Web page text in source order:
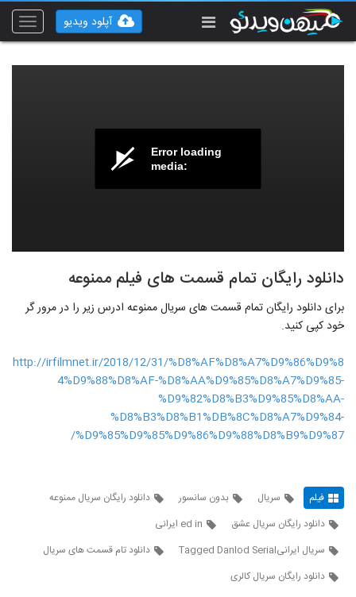
Toggle
آپلود ویدیو
Error loading
media:
دانلود رایگان تمام قسمت های فیلم ممنوعه
برای دانلود رایگان تمام قسمت های سریال ممنوعه ادرس زیر را در مرور گر
خود کپی کنید.
http://irfilmnet.ir/2018/12/31/%D8%AF%D8%A7%D9%86%D9%8
4%D9%88%D8%AF-%D8%AA%D9%85%D8%A7%D9%85-
%D9%82%D8%B3%D9%85%D8%AA-
%D8%B3%D8%B1%DB%8C%D8%A7%D9%84-
%D9%85%D9%85%D9%86%D9%88%D8%B9%D9%87/
فیلم سریال بدون سانسور
دانلود رایگان سریال ممنوعه
دانلود رایگان سریال عشق
ed in ایرانی
سریال ایرانیTagged Danlod Serial
دانلود تام قسمت های سریال
دانلود رایگان سریال کالری